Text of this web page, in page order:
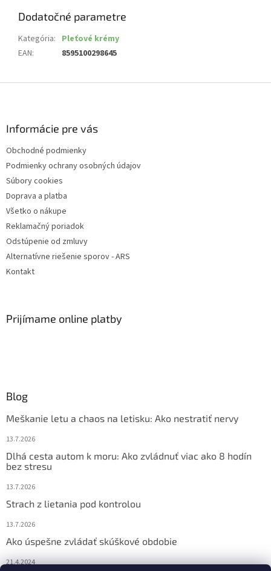
Dodatočné parametre
Kategória: Pleťové krémy
EAN: 8595100298645
Informácie pre vás
Obchodné podmienky
Podmienky ochrany osobných údajov
Súbory cookies
Doprava a platba
Všetko o nákupe
Reklamačný poriadok
Odstúpenie od zmluvy
Alternatívne riešenie sporov - ARS
Kontakt
Prijímame online platby
Blog
Meškanie letu a chaos na letisku: Ako nestratiť nervy
13.7.2026
Dlhá cesta autom k moru: Ako zvládnuť viac ako 8 hodín
bez stresu
13.7.2026
Strach z lietania pod kontrolou
13.7.2026
Ako úspešne zvládať skúškové obdobie
21.4.2024